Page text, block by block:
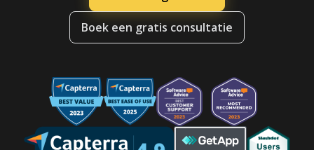
Boek een gratis consultatie